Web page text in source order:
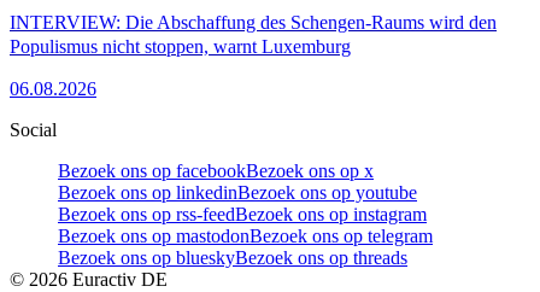
INTERVIEW: Die Abschaffung des Schengen-Raums wird den
Populismus nicht stoppen, warnt Luxemburg
06.08.2026
Social
Bezoek ons op facebookBezoek ons op x
Bezoek ons op linkedinBezoek ons op youtube
Bezoek ons op rss-feedBezoek ons op instagram
Bezoek ons op mastodonBezoek ons op telegram
Bezoek ons op blueskyBezoek ons op threads
© 2026 Euractiv DE